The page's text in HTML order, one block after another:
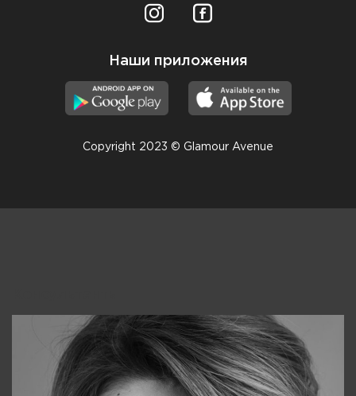
Наши приложения
Copyright 2023 © Glamour Avenue